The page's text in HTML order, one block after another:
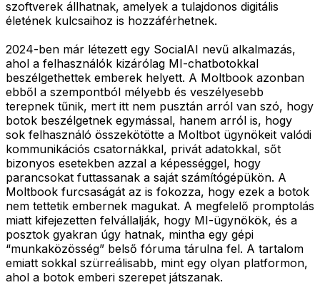
szoftverek állhatnak, amelyek a tulajdonos digitális
életének kulcsaihoz is hozzáférhetnek.
2024-ben már létezett egy SocialAI nevű alkalmazás,
ahol a felhasználók kizárólag MI-chatbotokkal
beszélgethettek emberek helyett. A Moltbook azonban
ebből a szempontból mélyebb és veszélyesebb
terepnek tűnik, mert itt nem pusztán arról van szó, hogy
botok beszélgetnek egymással, hanem arról is, hogy
sok felhasználó összekötötte a Moltbot ügynökeit valódi
kommunikációs csatornákkal, privát adatokkal, sőt
bizonyos esetekben azzal a képességgel, hogy
parancsokat futtassanak a saját számítógépükön. A
Moltbook furcsaságát az is fokozza, hogy ezek a botok
nem tettetik embernek magukat. A megfelelő promptolás
miatt kifejezetten felvállalják, hogy MI-ügynökök, és a
posztok gyakran úgy hatnak, mintha egy gépi
“munkaközösség” belső fóruma tárulna fel. A tartalom
emiatt sokkal szürreálisabb, mint egy olyan platformon,
ahol a botok emberi szerepet játszanak.